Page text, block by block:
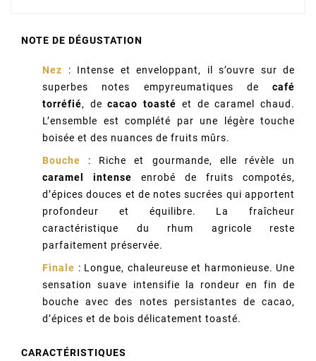
NOTE DE DÉGUSTATION
Nez : Intense et enveloppant, il s’ouvre sur de
superbes notes empyreumatiques de café
torréfié, decacao toasté et de caramel chaud.
L’ensemble est complété par une légère touche
boisée et des nuances de fruits mûrs.
Bouche : Riche et gourmande, elle révèle un
caramel intense enrobé de fruits compotés,
d’épices douces et de notes sucrées qui apportent
profondeur et équilibre. La fraîcheur
caractéristique du rhum agricole reste
parfaitement préservée.
Finale : Longue, chaleureuse et harmonieuse. Une
sensation suave intensifie la rondeur en fin de
bouche avec des notes persistantes de cacao,
d’épices et de bois délicatement toasté.
CARACTÉRISTIQUES